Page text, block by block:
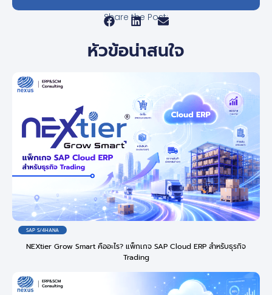
Share the Post:
หัวข้อน่าสนใจ
SAP S/4HANA
NEXtier Grow Smart คืออะไร? แพ็กเกจ SAP Cloud ERP สำหรับธุรกิจ
Trading